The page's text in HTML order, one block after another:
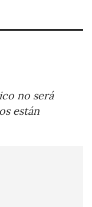
no será
están